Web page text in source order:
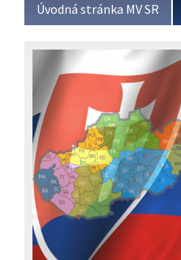
Úvodná stránka MV SR